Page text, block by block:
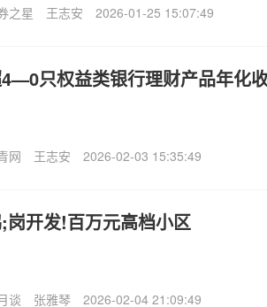
之星 王志安 2026-01-25 15:07:49
只权益类银行理财产品年化
网 王志安 2026-02-03 15:35:49
岗开发!百万元高档小区
谈 张雅琴 2026-02-04 21:09:49